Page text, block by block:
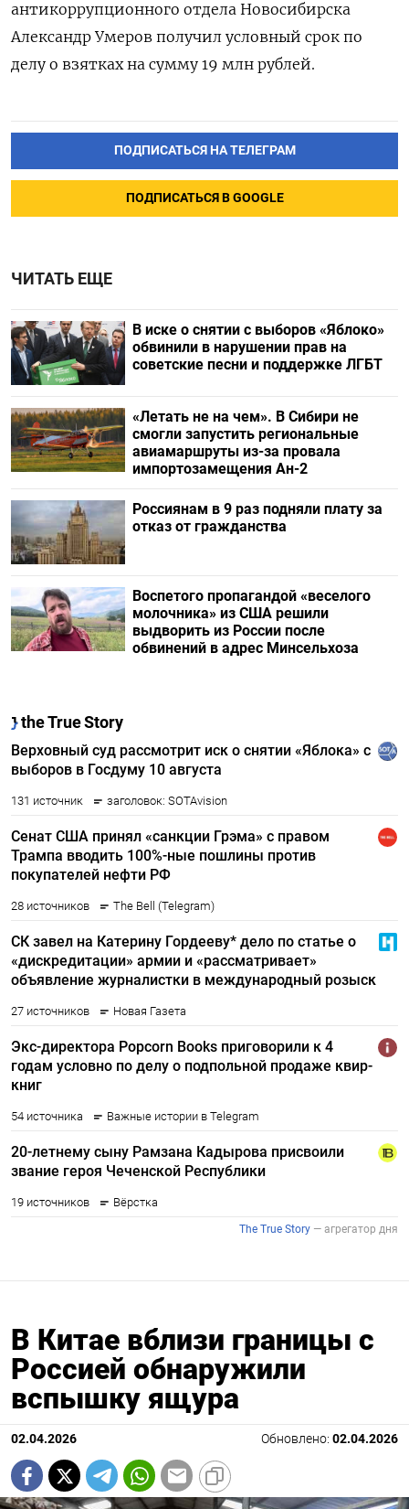
антикоррупционного отдела Новосибирска
Александр Умеров получил условный срок по
делу о взятках на сумму 19 млн рублей.
ПОДПИСАТЬСЯ НА ТЕЛЕГРАМ
ПОДПИСАТЬСЯ В GOOGLE
ЧИТАТЬ ЕЩЕ
В иске о снятии с выборов «Яблоко»
обвинили в нарушении прав на
советские песни и поддержке ЛГБТ
«Летать не на чем». В Сибири не
смогли запустить региональные
авиамаршруты из-за провала
импортозамещения Ан-2
Россиянам в 9 раз подняли плату за
отказ от гражданства
Воспетого пропагандой «веселого
молочника» из США решили
выдворить из России после
обвинений в адрес Минсельхоза
В Китае вблизи границы с
Россией обнаружили
вспышку ящура
02.04.2026 Обновлено: 02.04.2026